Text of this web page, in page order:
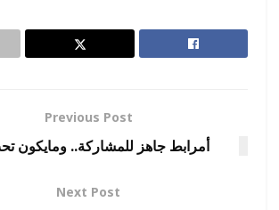
Previous Post
أمرابط جاهز للمشاركة.. ومايكون
Next Post